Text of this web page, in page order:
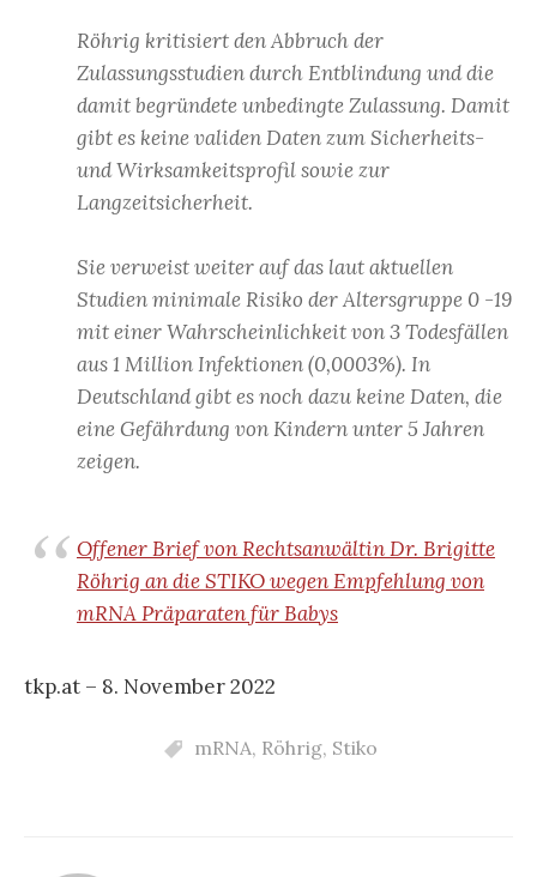
Röhrig kritisiert den Abbruch der
Zulassungsstudien durch Entblindung und die
damit begründete unbedingte Zulassung. Damit
gibt es keine validen Daten zum Sicherheits-
und Wirksamkeitsprofil sowie zur
Langzeitsicherheit.
Sie verweist weiter auf das laut aktuellen
Studien minimale Risiko der Altersgruppe 0 -19
mit einer Wahrscheinlichkeit von 3 Todesfällen
aus 1 Million Infektionen (0,0003%). In
Deutschland gibt es noch dazu keine Daten, die
eine Gefährdung von Kindern unter 5 Jahren
zeigen.
Offener Brief von Rechtsanwältin Dr. Brigitte
Röhrig an die STIKO wegen Empfehlung von
mRNA Präparaten für Babys
tkp.at – 8. November 2022
mRNA, Röhrig, Stiko